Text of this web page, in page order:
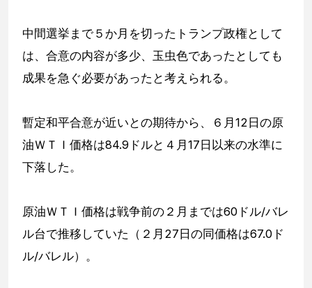
中間選挙まで５か月を切ったトランプ政権として
は、合意の内容が多少、玉虫色であったとしても
成果を急ぐ必要があったと考えられる。
暫定和平合意が近いとの期待から、６月12日の原
油ＷＴＩ価格は84.9ドルと４月17日以来の水準に
下落した。
原油ＷＴＩ価格は戦争前の２月までは60ドル/バレ
ル台で推移していた（２月27日の同価格は67.0ド
ル/バレル）。